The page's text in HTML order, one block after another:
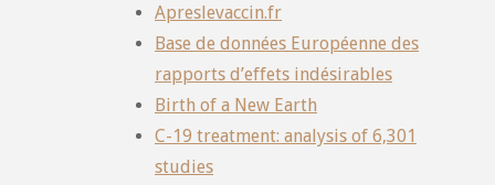
Apreslevaccin.fr
Base de données Européenne des
rapports d’effets indésirables
Birth of a New Earth
C-19 treatment: analysis of 6,301
studies